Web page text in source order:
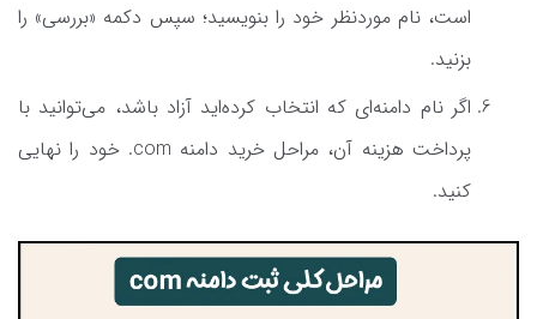
است، نام موردنظر خود را بنویسید؛ سپس دکمه «بررسی» را
بزنید.
اگر نام دامنه‌ای که انتخاب کرده‌اید آزاد باشد، می‌توانید با
پرداخت هزینه آن، مراحل خرید دامنه com. خود را نهایی
کنید.